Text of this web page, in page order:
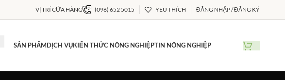
VỊ TRÍ CỬA HÀNG (096) 652 5015 YÊU THÍCH ĐĂNG NHẬP / ĐĂNG KÝ
SẢN PHẨMDỊCH VỤKIẾN THỨC NÔNG NGHIỆPTIN NÔNG NGHIỆP